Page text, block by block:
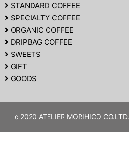
STANDARD COFFEE
SPECIALTY COFFEE
ORGANIC COFFEE
DRIPBAG COFFEE
SWEETS
GIFT
GOODS
c 2020 ATELIER MORIHICO CO.LTD.